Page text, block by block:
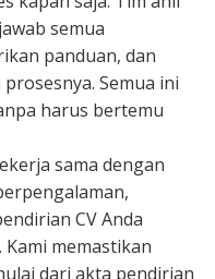
semua
panduan, dan
Semua ini
harus bertemu
sama dengan
CV Anda
memastikan
dari akta pendirian